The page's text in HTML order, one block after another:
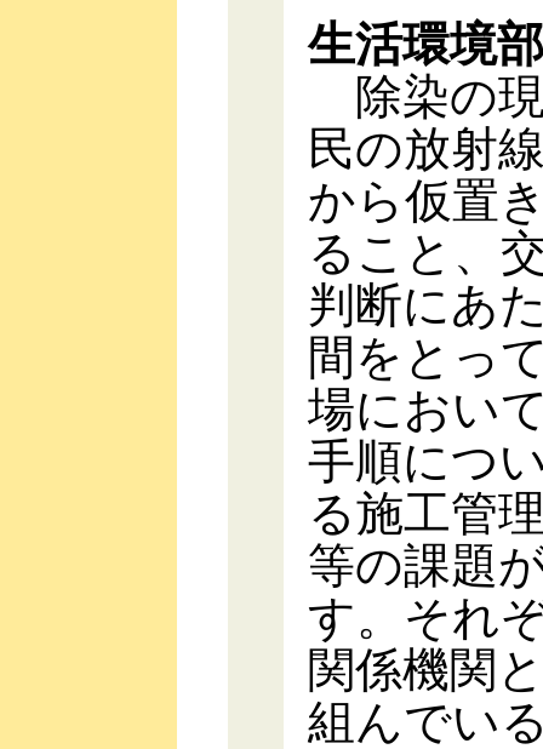
生活環境
除染の
民の放射
から仮置
ること、
判断にあ
間をとっ
場におい
手順につ
る施工管
等の課題
す。それ
関係機関
組んでい